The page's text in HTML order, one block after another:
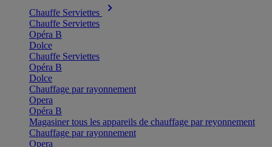
Chauffe Serviettes
Chauffe Serviettes
Opéra B
Dolce
Chauffe Serviettes
Opéra B
Dolce
Chauffage par rayonnement
Opera
Opéra B
Magasiner tous les appareils de chauffage par reyonnement
Chauffage par rayonnement
Opera